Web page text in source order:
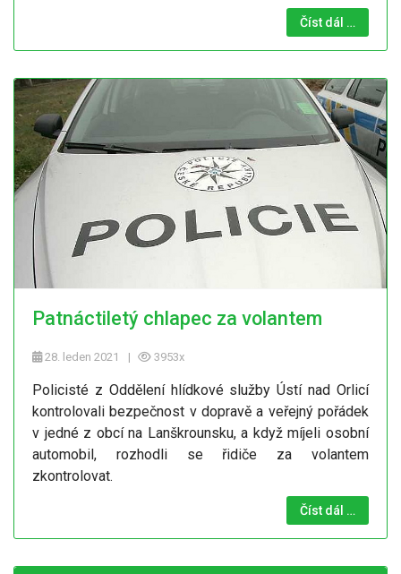
Číst dál …
Patnáctiletý chlapec za volantem
28. leden 2021 3953x
Policisté z Oddělení hlídkové služby Ústí nad Orlicí
kontrolovali bezpečnost v dopravě a veřejný pořádek
v jedné z obcí na Lanškrounsku, a když míjeli osobní
automobil, rozhodli se řidiče za volantem
zkontrolovat.
Číst dál …